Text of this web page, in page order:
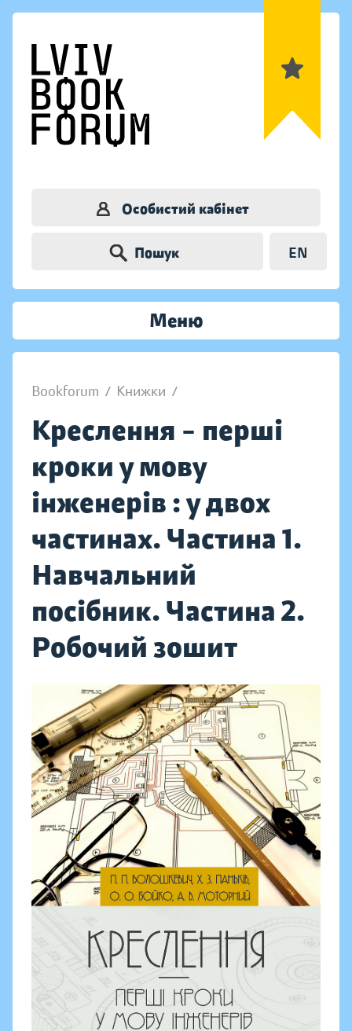
Особистий кабінет
Пошук EN
Меню
Bookforum / Книжки /
Креслення – перші
кроки у мову
інженерів : у двох
частинах. Частина 1.
Навчальний
посібник. Частина 2.
Робочий зошит